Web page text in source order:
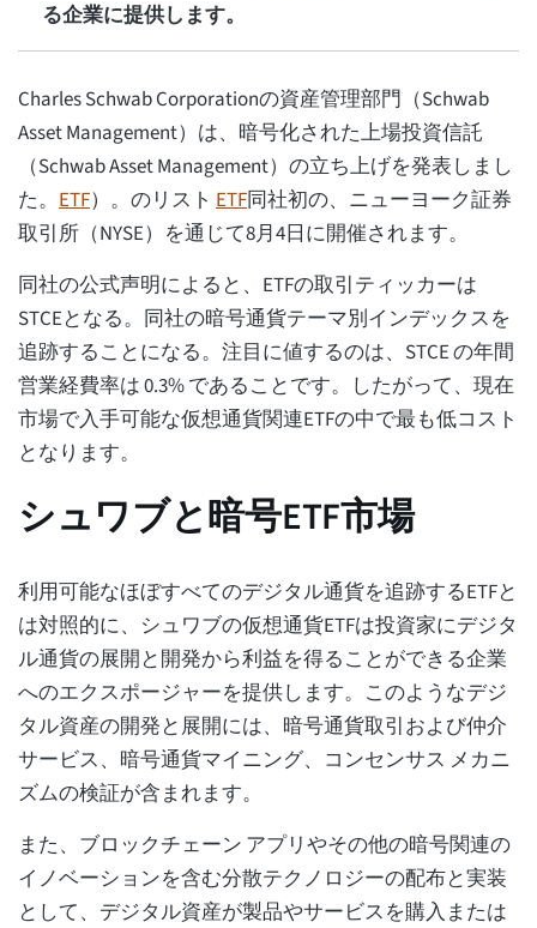
る企業に提供します。
Charles Schwab Corporationの資産管理部門（Schwab
Asset Management）は、暗号化された上場投資信託
（Schwab Asset Management）の立ち上げを発表しまし
た。 ETF）。のリスト ETF同社初の、ニューヨーク証券
取引所（NYSE）を通じて8月4日に開催されます。
同社の公式声明によると、ETFの取引ティッカーは
STCEとなる。同社の暗号通貨テーマ別インデックスを
追跡することになる。注目に値するのは、STCE の年間
営業経費率は 0.3% であることです。したがって、現在
市場で入手可能な仮想通貨関連ETFの中で最も低コスト
となります。
シュワブと暗号ETF市場
利用可能なほぼすべてのデジタル通貨を追跡するETFと
は対照的に、シュワブの仮想通貨ETFは投資家にデジタ
ル通貨の展開と開発から利益を得ることができる企業
へのエクスポージャーを提供します。このようなデジ
タル資産の開発と展開には、暗号通貨取引および仲介
サービス、暗号通貨マイニング、コンセンサス メカニ
ズムの検証が含まれます。
また、ブロックチェーン アプリやその他の暗号関連の
イノベーションを含む分散テクノロジーの配布と実装
として、デジタル資産が製品やサービスを購入または